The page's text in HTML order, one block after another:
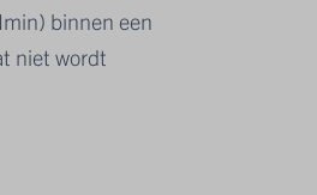
binnen een
niet wordt